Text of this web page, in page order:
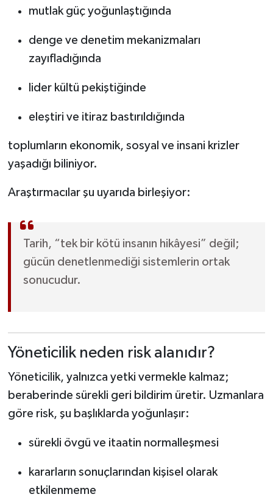
mutlak güç yoğunlaştığında
denge ve denetim mekanizmaları
zayıfladığında
lider kültü pekiştiğinde
eleştiri ve itiraz bastırıldığında
toplumların ekonomik, sosyal ve insani krizler
yaşadığı biliniyor.
Araştırmacılar şu uyarıda birleşiyor:
Tarih, “tek bir kötü insanın hikâyesi” değil;
gücün denetlenmediği sistemlerin ortak
sonucudur.
Yöneticilik neden risk alanıdır?
Yöneticilik, yalnızca yetki vermekle kalmaz;
beraberinde sürekli geri bildirim üretir. Uzmanlara
göre risk, şu başlıklarda yoğunlaşır:
sürekli övgü ve itaatin normalleşmesi
kararların sonuçlarından kişisel olarak
etkilenmeme